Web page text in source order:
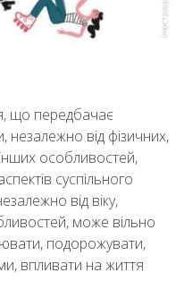
що передбачає
незалежно від фізичних,
особливостей,
суспільного
від віку,
може вільно
подорожувати,
впливати на життя